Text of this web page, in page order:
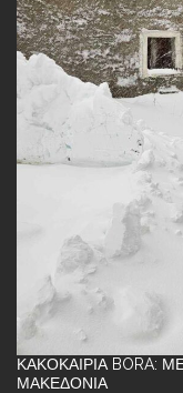
ΚΑΚΟΚΑΙΡΊΑ BORA:
ΜΑΚΕΔΟΝΊΑ